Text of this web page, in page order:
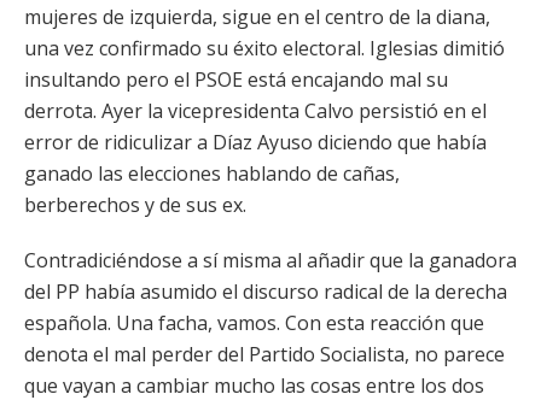
mujeres de izquierda, sigue en el centro de la diana,
una vez confirmado su éxito electoral. Iglesias dimitió
insultando pero el PSOE está encajando mal su
derrota. Ayer la vicepresidenta Calvo persistió en el
error de ridiculizar a Díaz Ayuso diciendo que había
ganado las elecciones hablando de cañas,
berberechos y de sus ex.
Contradiciéndose a sí misma al añadir que la ganadora
del PP había asumido el discurso radical de la derecha
española. Una facha, vamos. Con esta reacción que
denota el mal perder del Partido Socialista, no parece
que vayan a cambiar mucho las cosas entre los dos